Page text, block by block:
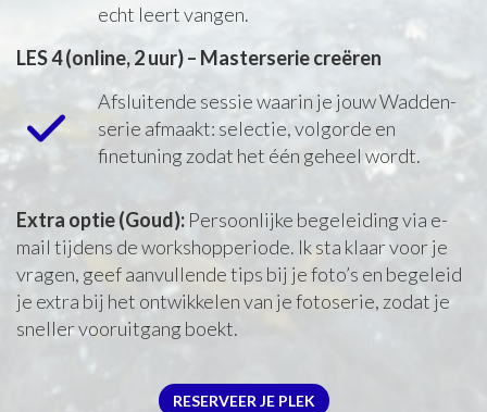
echt leert vangen.
LES 4 (online, 2 uur) – Masterserie creëren
Afsluitende sessie waarin je jouw Wadden-
serie afmaakt: selectie, volgorde en
finetuning zodat het één geheel wordt.
Extra optie (Goud): Persoonlijke begeleiding via e-
mail tijdens de workshopperiode. Ik sta klaar voor je
vragen, geef aanvullende tips bij je foto’s en begeleid
je extra bij het ontwikkelen van je fotoserie, zodat je
sneller vooruitgang boekt.
RESERVEER JE PLEK